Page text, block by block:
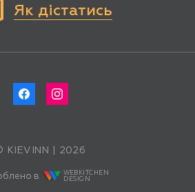
Як дістатись
KIEVINN | 2026
в
WEBKITCHEN
DESIGN